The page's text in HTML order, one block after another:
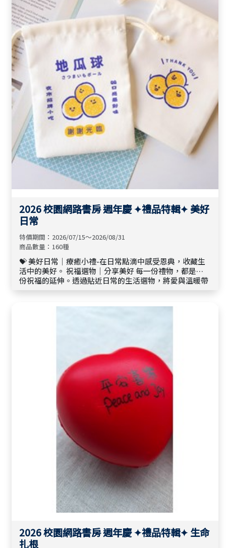
2026 校園網路書房 週年慶 ✦禮品特輯✦ 美好
日常
特價期間：2026/07/15～2026/08/31
商品數量：160種
💝 美好日常｜療癒小禮-在日常點滴中感受恩典，收藏生
活中的美好。 祝福選物｜分享美好 每一份禮物，都是一
份祝福的延伸。透過貼近日常的生活選物，將愛與溫暖帶
2026 校園網路書房 週年慶 ✦禮品特輯✦ 生命
扎根